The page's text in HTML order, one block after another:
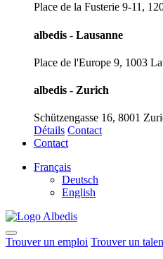
Place de la Fusterie 9-11,
albedis - Lausanne
Place de l'Europe 9, 1003
albedis - Zurich
Schützengasse 16, 8001
Détails Contact
Contact
Français
Deutsch
English
Trouver un emploi Trouver un